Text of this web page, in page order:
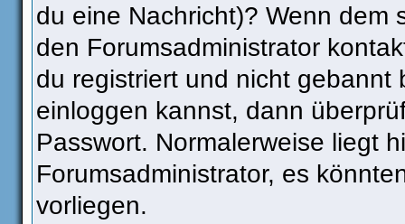
du eine Nachricht)? Wenn dem
den Forumsadministrator
du registriert und nicht gebannt
einloggen kannst, dann
Passwort. Normalerweise liegt
Forumsadministrator, es
vorliegen.